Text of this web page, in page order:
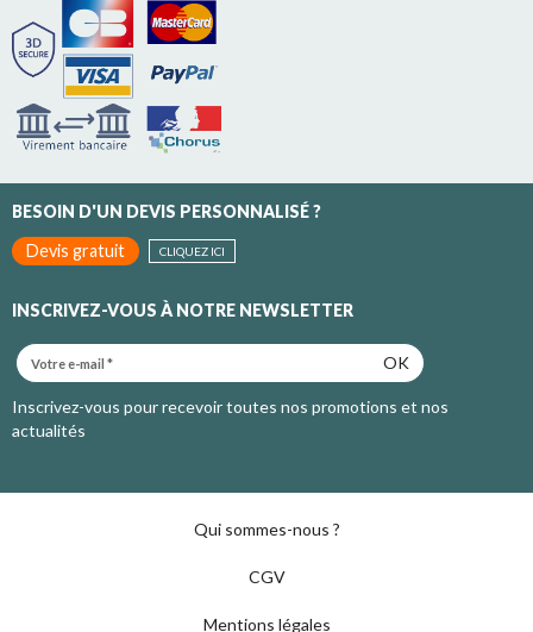
BESOIN D'UN DEVIS PERSONNALISÉ ?
Devis gratuit
CLIQUEZ ICI
INSCRIVEZ-VOUS À NOTRE NEWSLETTER
OK
Inscrivez-vous pour recevoir toutes nos promotions et nos
actualités
Qui sommes-nous ?
CGV
Mentions légales